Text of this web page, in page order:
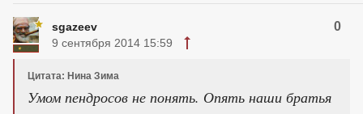
sgazeev 0
9 сентября 2014 15:59
Цитата: Нина Зима
Умом пендросов не понять. Опять наши братья